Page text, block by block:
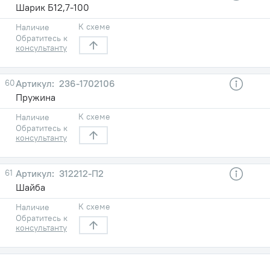
Шарик Б12,7-100
Наличие
Обратитесь к
консультанту
К схеме
60
236-1702106
Пружина
Наличие
Обратитесь к
консультанту
К схеме
61
312212-П2
Шайба
Наличие
Обратитесь к
консультанту
К схеме